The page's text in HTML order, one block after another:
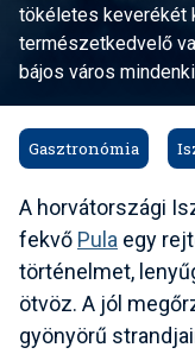
tökéletes keverékét
természetkedvelő
bájos város
Gasztronómia
A horvátországi
fekvő Pula egy
történelmet,
ötvöz. A jól
gyönyörű